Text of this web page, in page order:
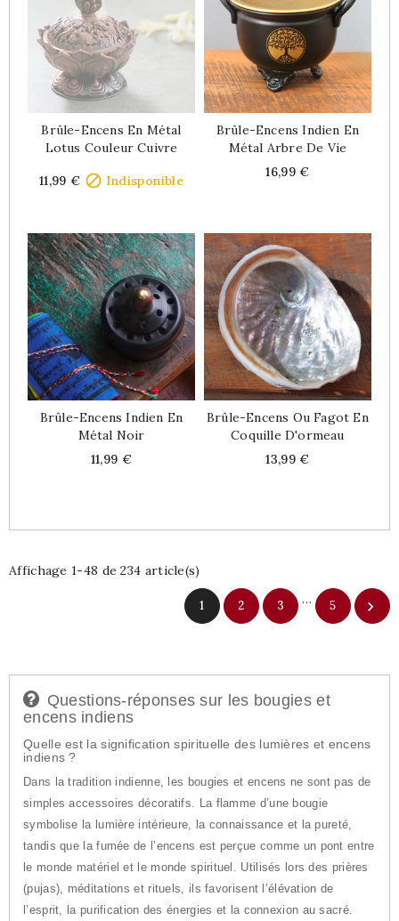
Brûle-Encens En Métal
Lotus Couleur Cuivre
11,99 €  Indisponible
Brûle-Encens Indien En
Métal Arbre De Vie
Price
16,99 €
Brûle-Encens Indien En
Métal Noir
Price
11,99 €
Brûle-Encens Ou Fagot En
Coquille D'ormeau
Price
13,99 €
Affichage 1-48 de 234 article(s)
1 2 3 … 5 
Questions-réponses sur les bougies et
encens indiens
Quelle est la signification spirituelle des lumières et encens
indiens ?
Dans la tradition indienne, les bougies et encens ne sont pas de
simples accessoires décoratifs. La flamme d’une bougie
symbolise la lumière intérieure, la connaissance et la pureté,
tandis que la fumée de l’encens est perçue comme un pont entre
le monde matériel et le monde spirituel. Utilisés lors des prières
(pujas), méditations et rituels, ils favorisent l’élévation de
l’esprit, la purification des énergies et la connexion au sacré.